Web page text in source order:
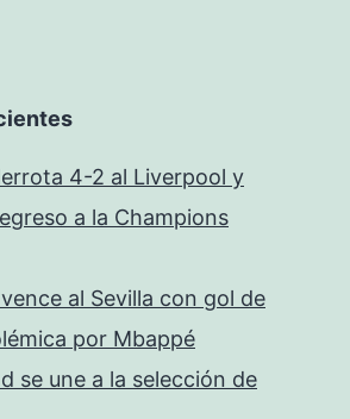
4-2 al Liverpool y
a la Champions
al Sevilla con gol de
por Mbappé
se une a la selección de